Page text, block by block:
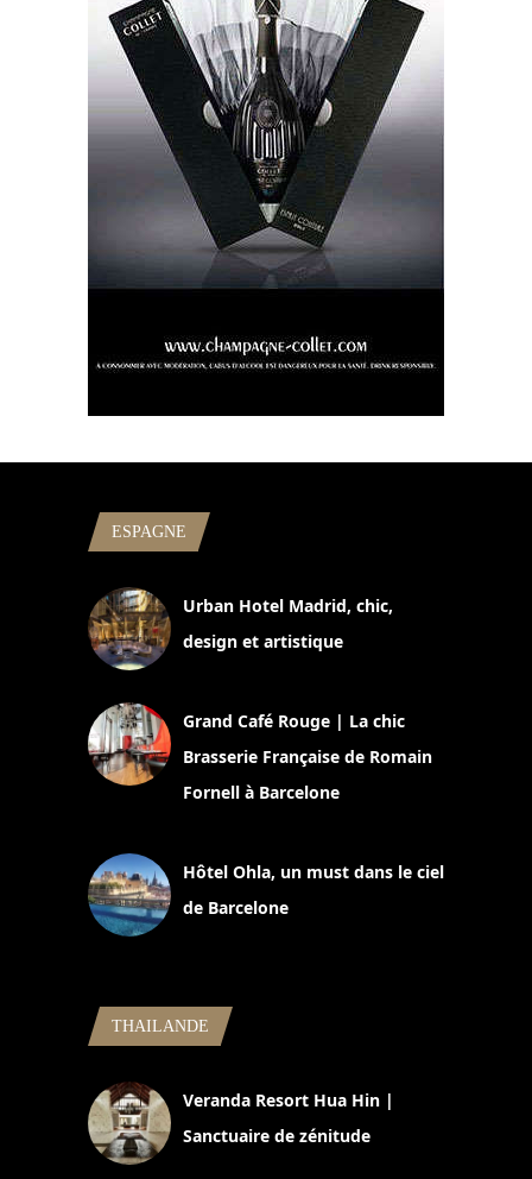
ESPAGNE
Urban Hotel Madrid, chic,
design et artistique
Grand Café Rouge | La chic
Brasserie Française de Romain
Fornell à Barcelone
Hôtel Ohla, un must dans le ciel
de Barcelone
THAILANDE
Veranda Resort Hua Hin |
Sanctuaire de zénitude